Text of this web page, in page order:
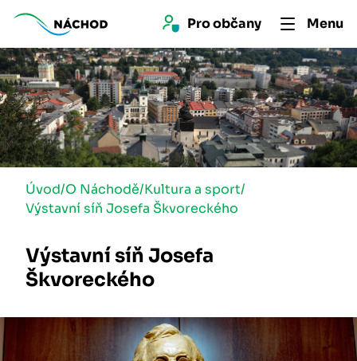
Pro občany Menu
Úvod/O Náchodě/Kultura a sport/
Výstavní síň Josefa Škvoreckého
Výstavní síň Josefa
Škvoreckého